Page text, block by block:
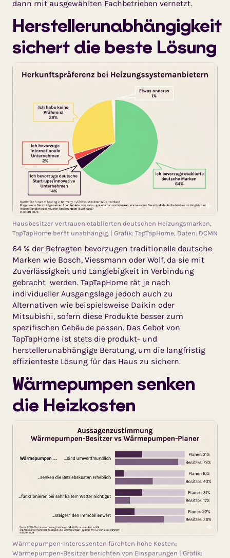
dann mit ausgewählten Fachbetrieben vernetzt.
Herstellerunabhängigkeit
sichert die beste Lösung
Hausbesitzer vertrauen etablierten deutschen Heizungsmarken,
TapTapHome berät unabhängig. | Grafik: TapTapHome, Daten: DCMN
64 % der Befragten bevorzugen traditionelle deutsche
Marken wie Bosch, Viessmann oder Wolf, da sie mit
Zuverlässigkeit und Langlebigkeit in Verbindung
gebracht werden. TapTapHome rät je nach
individueller Ausgangslage jedoch auch zu
Alternativen wie beispielsweise Daikin oder
Mitsubishi, sofern diese Produkte besser zum
spezifischen Gebäude passen. Das Gebot von
TapTapHome ist stets die produkt- und
herstellerunabhängige Beratung, um die langfristig
effizienteste Lösung für das Haus zu sichern.
Wärmepumpen senken
die Heizkosten
Wärmepumpen-Interessenten fürchten hohe Kosten;
Wärmepumpen-Besitzer berichten von Einsparungen | Grafik: